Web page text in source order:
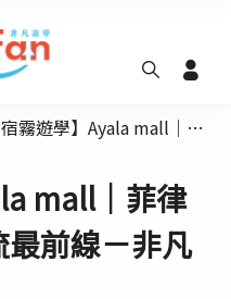
【宿霧遊學】Ayala mall｜菲律賓原創設計ｘ潮流最前線－非凡遊學
mall｜菲律
前線－非凡